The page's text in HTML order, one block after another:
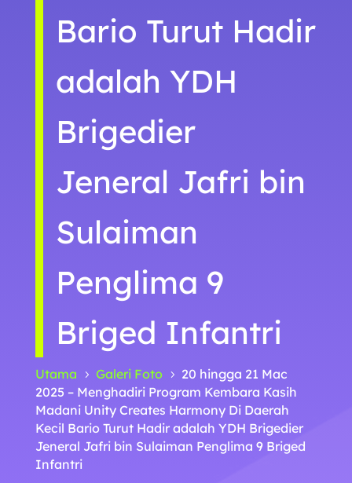
Bario Turut Hadir
adalah YDH
Brigedier
Jeneral Jafri bin
Sulaiman
Penglima 9
Briged Infantri
Utama 5 Galeri Foto 5
20 hingga 21 Mac
2025 – Menghadiri Program Kembara Kasih
Madani Unity Creates Harmony Di Daerah
Kecil Bario Turut Hadir adalah YDH Brigedier
Jeneral Jafri bin Sulaiman Penglima 9 Briged
Infantri